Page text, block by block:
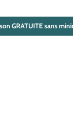
GRATUITE sans